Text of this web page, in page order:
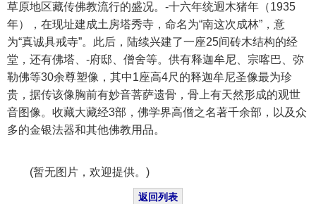
草原地区藏传佛教流行的盛况。-十六年统迥木猪年（1935
年），在现址建成土房塔秀寺，命名为“南这次成林”，意
为“真诚具戒寺”。此后，陆续兴建了一座25间砖木结构的经
堂，还有佛塔、-府邸、僧舍等。供有释迦牟尼、宗喀巴、弥
勒佛等30余尊塑像，其中1座高4尺的释迦牟尼圣像最为珍
贵，据传该像胸前有妙音菩萨遗骨，骨上有天然形成的观世
音图像。收藏大藏经3部，佛学界高僧之名著千余部，以及众
多的金银法器和其他佛教用品。
(暂无图片，欢迎提供。)
返回列表